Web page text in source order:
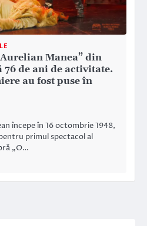
Manea” din
76 de ani de activitate.
au fost puse în
începe în 16 octombrie 1948,
primul spectacol al
„O…